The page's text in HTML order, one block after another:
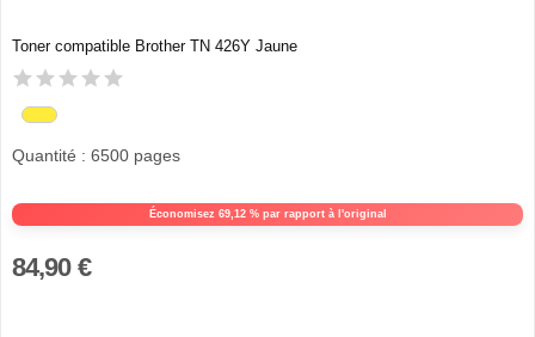
Toner compatible Brother TN 426Y Jaune
Économisez 69,12 % par rapport à l'original
Quantité : 6500 pages
84,90 €